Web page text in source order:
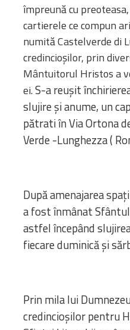
împreună cu
cartierele ce compun
numită Castelverde di
credincioşilor, prin
Mântuitorul Hristos a
ei.S-a reuşit
slujire şi anume, un
pătrati în Via Ortona
Verde -Lunghezza (
După amenajarea
a fost înmânat
astfel începând
fiecare duminică și
Prin mila lui
credincioşilor pentru